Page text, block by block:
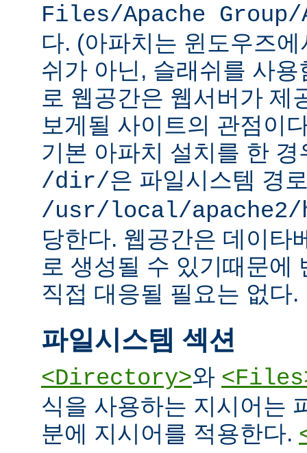
Files/Apache Group/
다. (아파치는 윈도우즈
쉬가 아닌, 슬래쉬를 사
로 웹공간은 웹서버가 제
보게될 사이트의 관점이
기본 아파치 설치를 한
/dir/은 파일시스템 경
/usr/local/
당한다. 웹공간은 데이타
로 생성될 수 있기때문에
직접 대응될 필요는 없다.
파일시스템 섹션
<Directory>와
식을 사용하는 지시어는
분에 지시어를 적용한다.